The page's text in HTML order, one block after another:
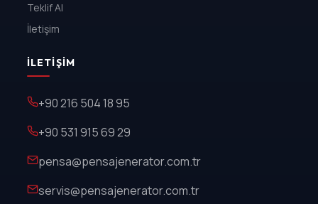
Teklif Al
İletişim
İLETIŞIM
+90 216 504 18 95
+90 531 915 69 29
pensa@pensajenerator.com.tr
servis@pensajenerator.com.tr